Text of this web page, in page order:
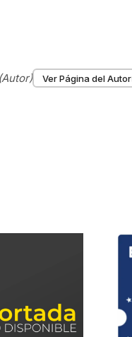
(Autor) Ver Página del Autor